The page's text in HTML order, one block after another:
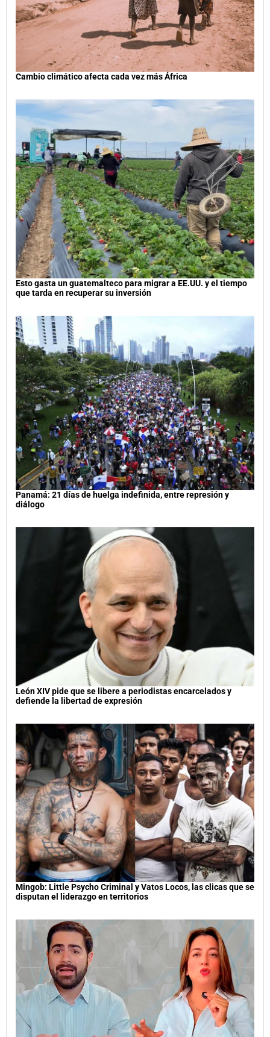
Cambio climático afecta cada vez más África
Esto gasta un guatemalteco para migrar a EE.UU. y el tiempo
que tarda en recuperar su inversión
Panamá: 21 días de huelga indefinida, entre represión y
diálogo
León XIV pide que se libere a periodistas encarcelados y
defiende la libertad de expresión
Mingob: Little Psycho Criminal y Vatos Locos, las clicas que se
disputan el liderazgo en territorios